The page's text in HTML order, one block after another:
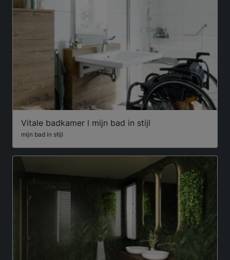
Vitale badkamer l mijn bad in stijl
mijn bad in stijl